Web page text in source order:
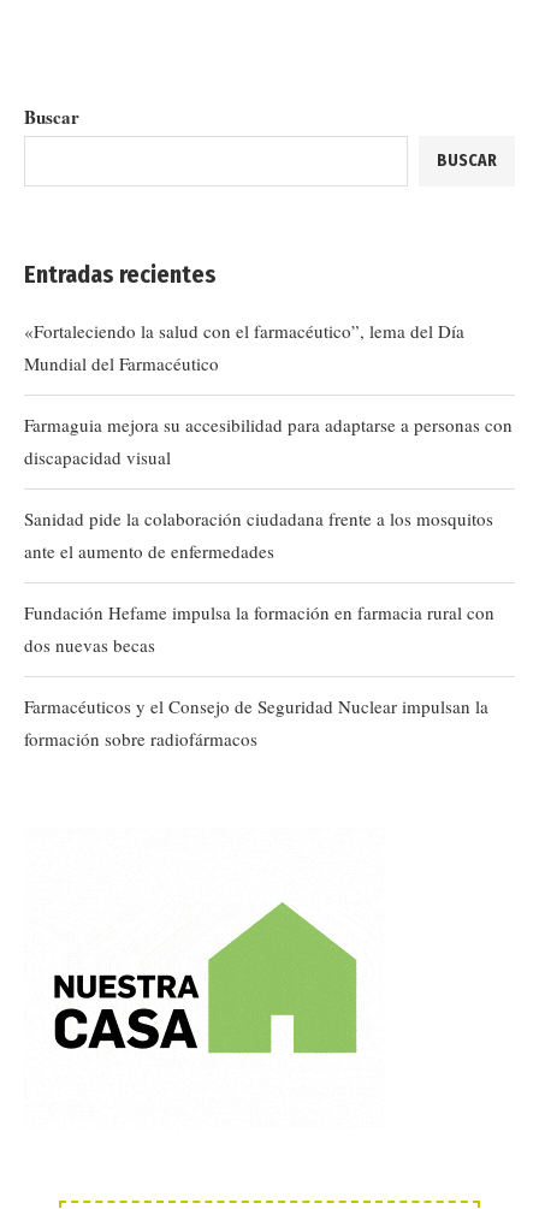
Buscar
BUSCAR
Entradas recientes
«Fortaleciendo la salud con el farmacéutico”, lema del Día
Mundial del Farmacéutico
Farmaguia mejora su accesibilidad para adaptarse a personas con
discapacidad visual
Sanidad pide la colaboración ciudadana frente a los mosquitos
ante el aumento de enfermedades
Fundación Hefame impulsa la formación en farmacia rural con
dos nuevas becas
Farmacéuticos y el Consejo de Seguridad Nuclear impulsan la
formación sobre radiofármacos